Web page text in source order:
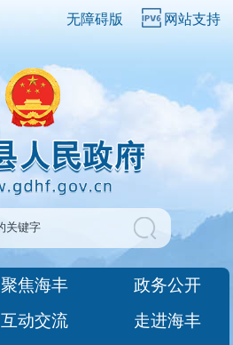
无障碍版 网站支持
聚焦海丰
政务公开
互动交流
走进海丰